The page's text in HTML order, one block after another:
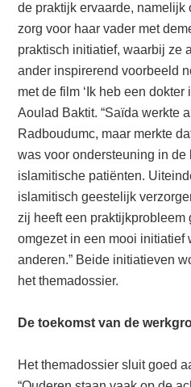
de praktijk ervaarde,
zorg voor haar vader met
praktisch initiatief, waarbij ze
ander inspirerend voorbeeld
met de film ‘Ik heb een dokter
Aoulad Baktit. “Saïda werkte
Radboudumc, maar merkte
was voor ondersteuning in de
islamitische patiënten.
islamitisch geestelijk
zij heeft een praktijkprobleem
omgezet in een mooi initiatief
anderen.” Beide initiatieven
het themadossier.
De toekomst van de
Het themadossier sluit goed